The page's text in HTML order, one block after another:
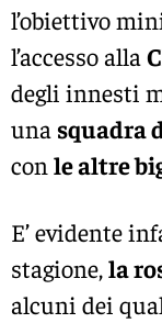
l’obiettivo
l’accesso alla
degli innesti
una squadra
con le altre
E’ evidente
stagione,la
alcuni dei